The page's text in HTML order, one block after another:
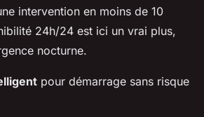
intervention en moins de 10
24h/24 est ici un vrai plus,
nocturne.
pour démarrage sans risque